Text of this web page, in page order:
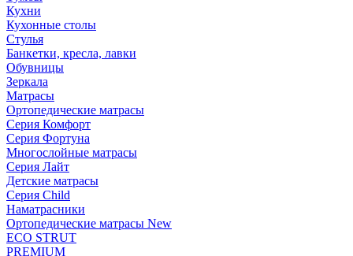
Кухни
Кухонные столы
Стулья
Банкетки, кресла, лавки
Обувницы
Зеркала
Матрасы
Ортопедические матрасы
Серия Комфорт
Серия Фортуна
Многослойные матрасы
Серия Лайт
Детские матрасы
Серия Child
Наматрасники
Ортопедические матрасы New
ECO STRUT
PREMIUM